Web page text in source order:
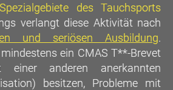
des Tauchsports
verlangt diese Aktivität nach
und seriösen Ausbildung.
ein CMAS T**-Brevet
einer anderen anerkannten
besitzen, Probleme mit